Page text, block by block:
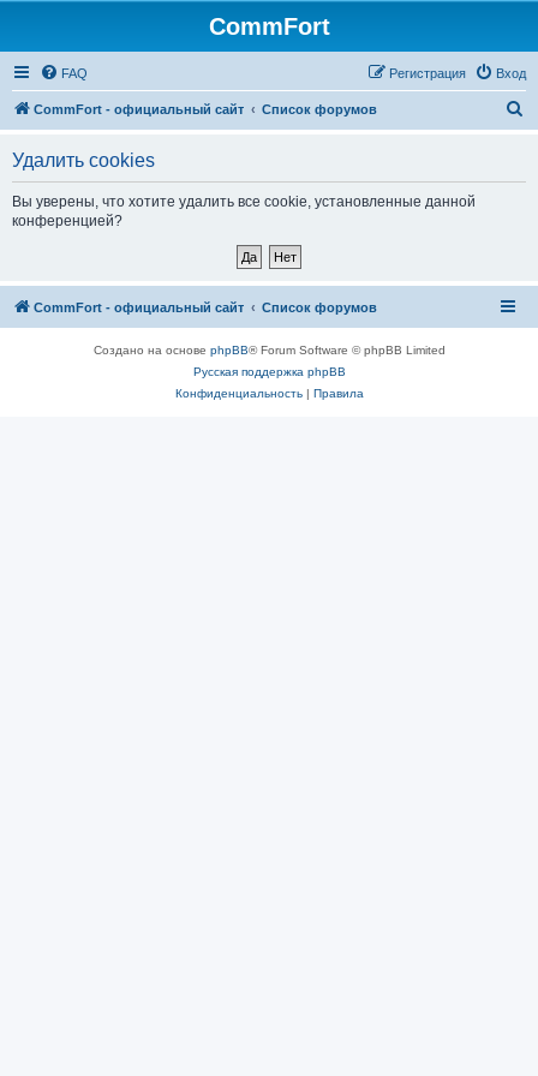
CommFort
FAQ Вход
Регистрация
CommFort - официальный сайт Список форумов
Удалить cookies
Вы уверены, что хотите удалить все cookie, установленные данной
конференцией?
CommFort - официальный сайт Список форумов
Создано на основе phpBB® Forum Software © phpBB Limited
Русская поддержка phpBB
Конфиденциальность| Правила